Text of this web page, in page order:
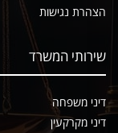
הצהרת נגישות
שירותי המשרד
דיני משפחה
דיני מקרקעין